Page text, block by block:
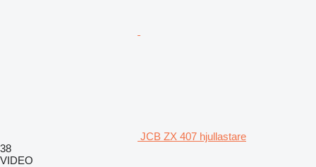
JCB ZX 407 hjullastare
38
VIDEO